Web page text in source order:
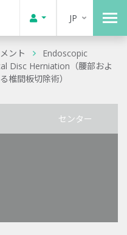
JP
ント
Endoscopic
Disc Herniation（腰部およ
椎間板切除術）
センター